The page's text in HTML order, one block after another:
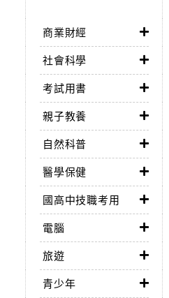
商業財經
社會科學
考試用書
親子教養
自然科普
醫學保健
國高中技職考用
電腦
旅遊
青少年